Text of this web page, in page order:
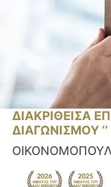
ΔΙΑΚΡΙΘΕΙΣΑ
ΔΙΑΓΩΝΙΣΜΟΥ ‘’